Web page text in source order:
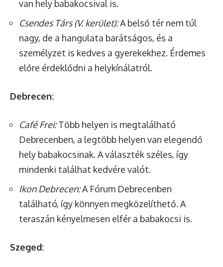
van hely babakocsival is.
Csendes Társ (V. kerület):A belső tér nem túl
nagy, de a hangulata barátságos, és a
személyzet is kedves a gyerekekhez. Érdemes
előre érdeklődni a helykínálatról.
Debrecen:
Café Frei:Több helyen is megtalálható
Debrecenben, a legtöbb helyen van elegendő
hely babakocsinak. A választék széles, így
mindenki találhat kedvére valót.
Ikon Debrecen:A Fórum Debrecenben
található, így könnyen megközelíthető. A
teraszán kényelmesen elfér a babakocsi is.
Szeged: